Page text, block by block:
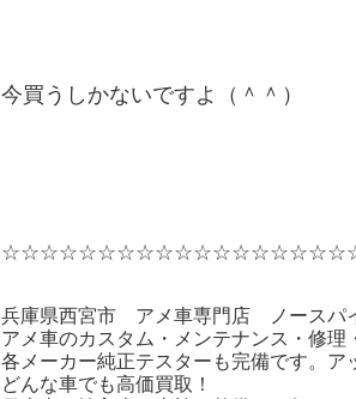
今買うしかないですよ（＾＾）
兵庫県西宮市 アメ車専門店 ノースパ
アメ車のカスタム・メンテナンス・修理
各メーカー純正テスターも完備です。ア
どんな車でも高価買取！